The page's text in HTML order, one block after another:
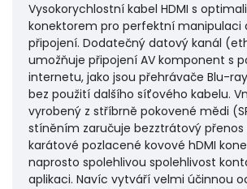
Vysokorychlostní kabel HDMI s
konektorem pro perfektní manipulaci
připojení. Dodatečný datový kanál
umožňuje připojení AV komponent s
internetu, jako jsou přehrávače Blu-
bez použití dalšího síťového kabelu.
vyrobený z stříbrně pokovené mědi
stíněním zaručuje bezztrátový přenos
karátové pozlacené kovové hDMI
naprosto spolehlivou spolehlivost
aplikaci. Navíc vytváří velmi účinnou